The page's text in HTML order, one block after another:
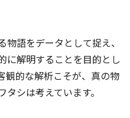
語をデータとして捉え、
に解明することを目的とし
観的な解析こそが、真の物
シは考えています。